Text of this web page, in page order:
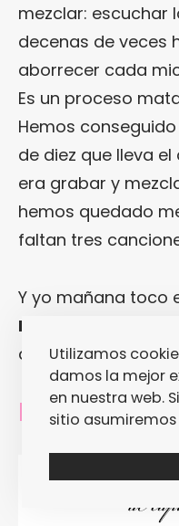
mezclar: escuchar
decenas de veces
aborrecer cada
Es un proceso
Hemos
de diez que lleva
era grabar y
hemos quedado
faltan tres
Y yo mañana toco
Esperanza
domingo también,
[Pepo M.]
Utilizamos
damos la mejor
en nuestra web.
sitio